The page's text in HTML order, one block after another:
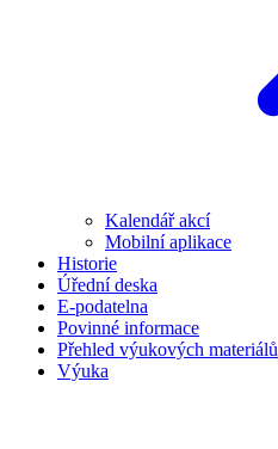
Kalendář akcí
Mobilní aplikace
Historie
Úřední deska
E-podatelna
Povinné informace
Přehled výukových materiálů
Výuka